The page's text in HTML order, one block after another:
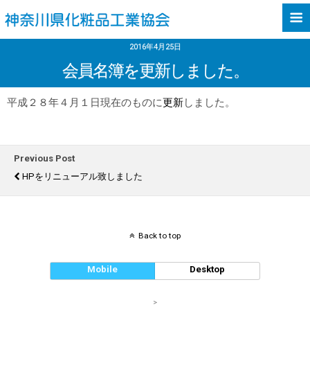
2016年4月25日
会員名簿を更新しました。
平成２８年４月１日現在のものに更新しました。
Previous Post
HPをリニューアル致しました
Back to top
Mobile Desktop
>